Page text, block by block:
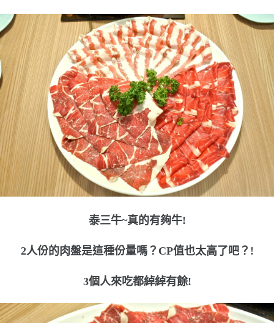
泰三牛~真的有夠牛!
2人份的肉盤是這種份量嗎？CP值也太高了吧？!
3個人來吃都綽綽有餘!